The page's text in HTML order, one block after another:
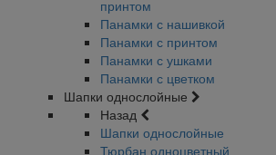
принтом
Панамки с нашивкой
Панамки с принтом
Панамки с ушками
Панамки с цветком
Шапки однослойные
Назад
Шапки однослойные
Тюрбан одноцветный